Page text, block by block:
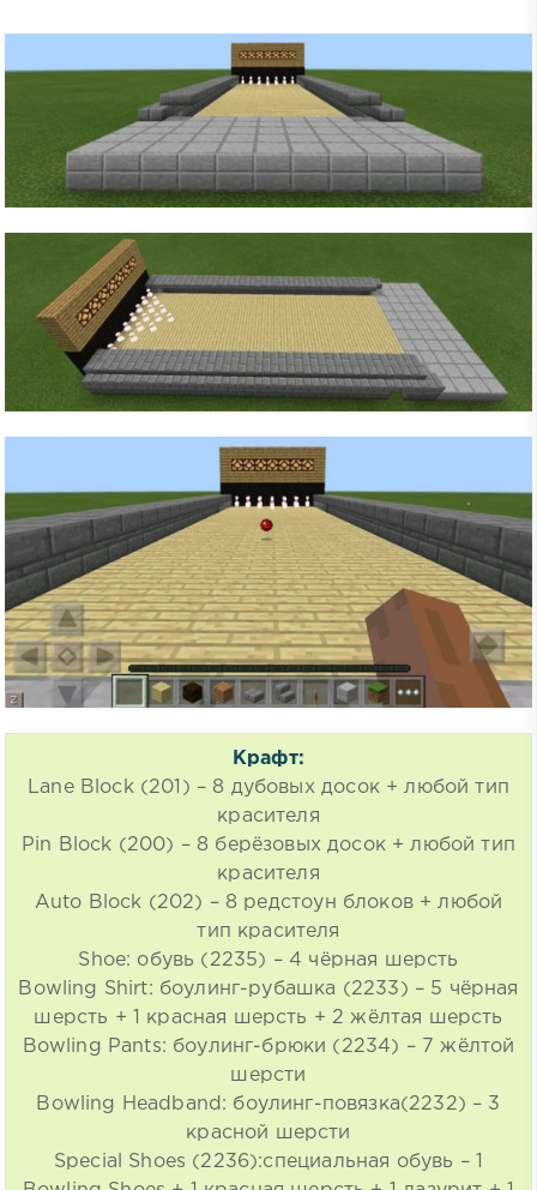
Крафт:
Lane Block (201) – 8 дубовых досок + любой тип
красителя
Pin Block (200) – 8 берёзовых досок + любой тип
красителя
Auto Block (202) – 8 редстоун блоков + любой
тип красителя
Shoe: обувь (2235) – 4 чёрная шерсть
Bowling Shirt: боулинг-рубашка (2233) – 5 чёрная
шерсть + 1 красная шерсть + 2 жёлтая шерсть
Bowling Pants: боулинг-брюки (2234) – 7 жёлтой
шерсти
Bowling Headband: боулинг-повязка(2232) – 3
красной шерсти
Special Shoes (2236):специальная обувь – 1